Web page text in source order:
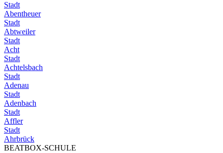
Stadt
Abentheuer
Stadt
Abtweiler
Stadt
Acht
Stadt
Achtelsbach
Stadt
Adenau
Stadt
Adenbach
Stadt
Affler
Stadt
Ahrbrück
BEATBOX-SCHULE